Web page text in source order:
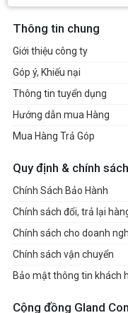
Thông tin chung
Giới thiệu công ty
Góp ý, Khiếu nại
Thông tin tuyển dụng
Hướng dẫn mua Hàng
Mua Hàng Trả Góp
Quy định & chính sách
Chính Sách Bảo Hành
Chính sách đổi, trả lại
Chính sách cho doanh
Chính sách vận chuyển
Bảo mật thông tin khách
Cộng đồng Gland